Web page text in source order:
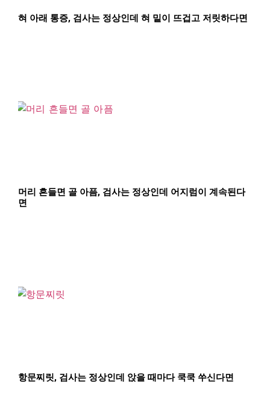
혀 아래 통증, 검사는 정상인데 혀 밑이 뜨겁고 저릿하다면
머리 흔들면 골 아픔, 검사는 정상인데 어지럼이 계속된다
면
항문찌릿, 검사는 정상인데 앉을 때마다 쿡쿡 쑤신다면